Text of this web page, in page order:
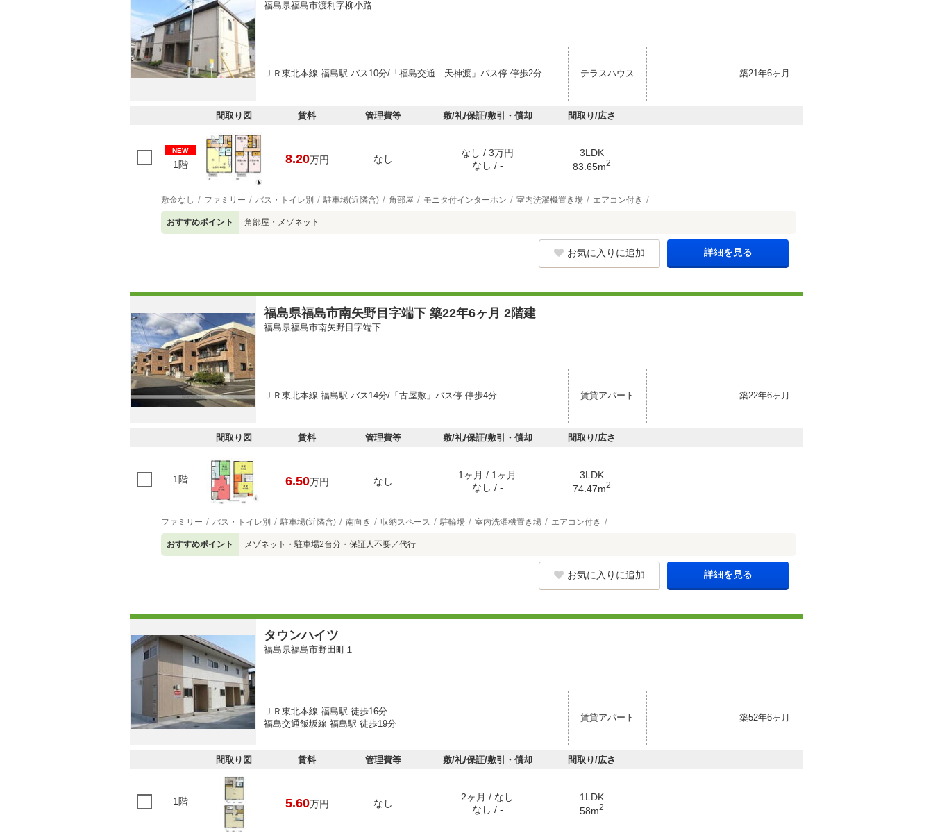
福島県福島市渡利字柳小路
ＪＲ東北本線 福島駅 バス10分/「福島交通 天神渡」バス停 停歩2分 テラスハウス 築21年6ヶ月
間取り図 賃料 管理費等 敷/礼/保証/敷引・償却 間取り/広さ
NEW
1階 8.20万円 なし
なし / 3万円
なし / -
3LDK
83.65m2
敷金なし ファミリー バス・トイレ別 駐車場(近隣含) 角部屋 モニタ付インターホン 室内洗濯機置き場 エアコン付き
おすすめポイント 角部屋・メゾネット
お気に入りに追加 詳細を見る
福島県福島市南矢野目字端下 築22年6ヶ月 2階建
福島県福島市南矢野目字端下
ＪＲ東北本線 福島駅 バス14分/「古屋敷」バス停 停歩4分 賃貸アパート 築22年6ヶ月
間取り図 賃料 管理費等 敷/礼/保証/敷引・償却 間取り/広さ
1階 6.50万円 なし
1ヶ月 / 1ヶ月
なし / -
3LDK
74.47m2
ファミリー バス・トイレ別 駐車場(近隣含) 南向き 収納スペース 駐輪場 室内洗濯機置き場 エアコン付き
おすすめポイント メゾネット・駐車場2台分・保証人不要／代行
お気に入りに追加 詳細を見る
タウンハイツ
福島県福島市野田町１
ＪＲ東北本線 福島駅 徒歩16分
福島交通飯坂線 福島駅 徒歩19分
賃貸アパート 築52年6ヶ月
間取り図 賃料 管理費等 敷/礼/保証/敷引・償却 間取り/広さ
1階 5.60万円 なし
2ヶ月 / なし
なし / -
1LDK
58m2